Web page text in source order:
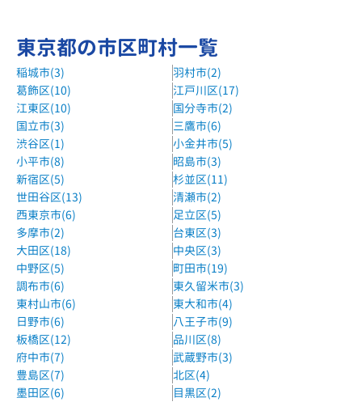
東京都の市区町村一覧
稲城市(3)
羽村市(2)
葛飾区(10)
江戸川区(17)
江東区(10)
国分寺市(2)
国立市(3)
三鷹市(6)
渋谷区(1)
小金井市(5)
小平市(8)
昭島市(3)
新宿区(5)
杉並区(11)
世田谷区(13)
清瀬市(2)
西東京市(6)
足立区(5)
多摩市(2)
台東区(3)
大田区(18)
中央区(3)
中野区(5)
町田市(19)
調布市(6)
東久留米市(3)
東村山市(6)
東大和市(4)
日野市(6)
八王子市(9)
板橋区(12)
品川区(8)
府中市(7)
武蔵野市(3)
豊島区(7)
北区(4)
墨田区(6)
目黒区(2)